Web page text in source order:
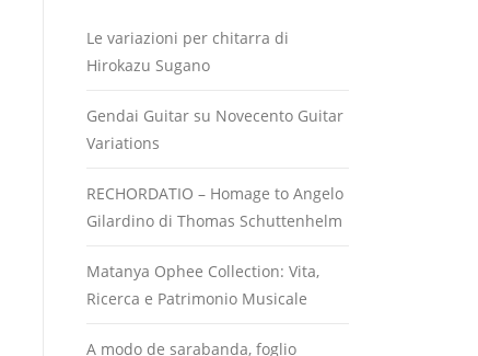
Le variazioni per chitarra di
Hirokazu Sugano
Gendai Guitar su Novecento Guitar
Variations
RECHORDATIO – Homage to Angelo
Gilardino di Thomas Schuttenhelm
Matanya Ophee Collection: Vita,
Ricerca e Patrimonio Musicale
A modo de sarabanda, foglio